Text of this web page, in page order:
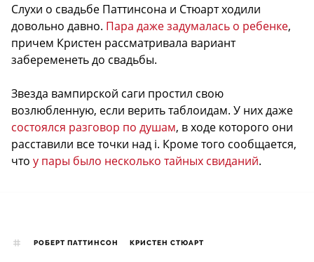
Слухи о свадьбе Паттинсона и Стюарт ходили
довольно давно. Пара даже задумалась о ребенке,
причем Кристен рассматривала вариант
забеременеть до свадьбы.
Звезда вампирской саги простил свою
возлюбленную, если верить таблоидам. У них даже
состоялся разговор по душам, в ходе которого они
расставили все точки над i. Кроме того сообщается,
что у пары было несколько тайных свиданий.
РОБЕРТ ПАТТИНСОН КРИСТЕН СТЮАРТ